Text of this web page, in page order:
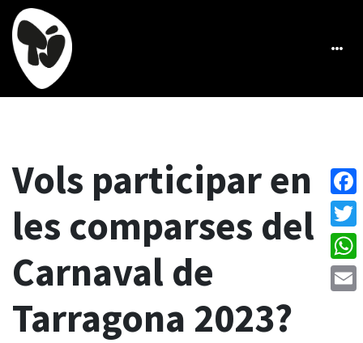
Vols participar en
les comparses del
Carnaval de
Tarragona 2023?